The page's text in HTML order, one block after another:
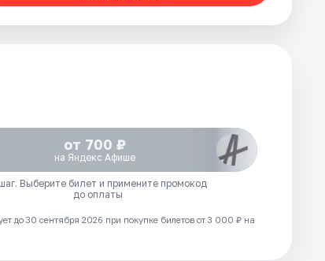
от 700 ₽
на Яндекс Афише
Выберите билет и примените промокод
до оплаты
до 30 сентября 2026 при покупке билетов от 3 000 ₽ на